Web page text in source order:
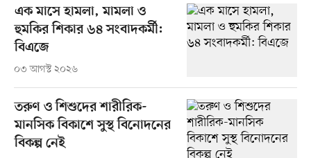
এক মাসে হামলা, মামলা ও
হুমকির শিকার ৬৪ সংবাদকর্মী:
বিএজে
০৩ আগস্ট ২০২৬
তরুণ ও শিশুদের শারীরিক-
মানসিক বিকাশে সুস্থ বিনোদনের
বিকল্প নেই